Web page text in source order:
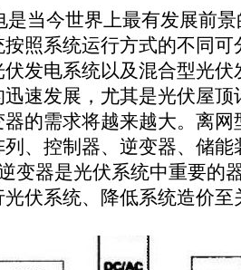
当今世界上最有发展前景
按照系统运行方式的不同
发电系统以及混合型光
迅速发展，尤其是光伏屋
的需求将越来越大。离
、控制器、逆变器、储能
变器是光伏系统中重要的
伏系统、降低系统造价至